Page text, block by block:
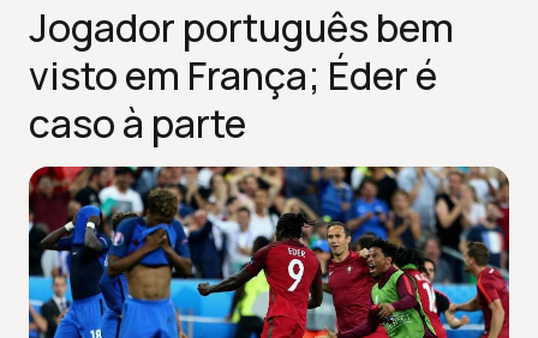
Jogador português bem
visto em França; Éder é
caso à parte